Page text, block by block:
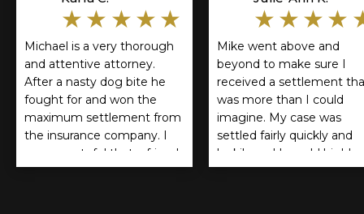
★★★★★
Michael is a very thorough
and attentive attorney.
After a nasty dog bite he
fought for and won the
maximum settlement from
the insurance company. I
am so grateful that a friend
referred him. If you think
Mike went above and
beyond to make sure I
received a settlement
was more than I could
imagine. My case was
settled fairly quickly and
luckily and I would highly
recommend Mike Lichner